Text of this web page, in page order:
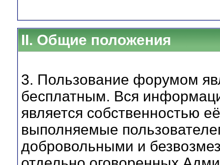
II. Общие положения
3. Пользование форумом
бесплатным. Вся
является собственностью
выполняемые
добровольными и